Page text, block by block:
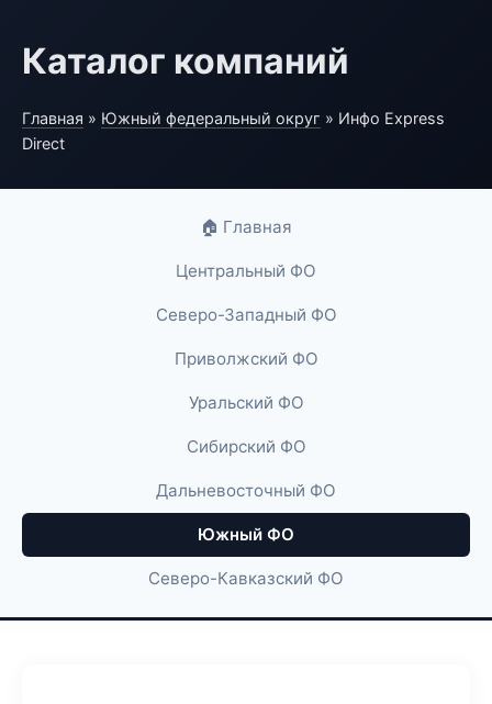
Каталог компаний
Главная » Южный федеральный округ » Инфо Express
Direct
🏠 Главная
Центральный ФО
Северо-Западный ФО
Приволжский ФО
Уральский ФО
Сибирский ФО
Дальневосточный ФО
Южный ФО
Северо-Кавказский ФО